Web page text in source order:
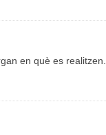
en què es realitzen.